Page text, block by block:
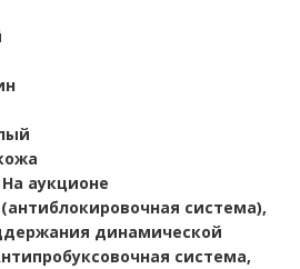
На аукционе
(антиблокировочная система),
динамической
система,